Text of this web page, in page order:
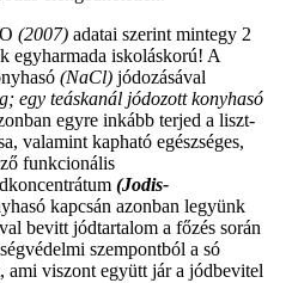
(2007) adatai szerint mintegy 2
egyharmada iskoláskorú! A
(NaCl) jódozásával
egy teáskanál jódozott konyhasó
egyre inkább terjed a liszt-
valamint kapható egészséges,
funkcionális
(Jodis-
kapcsán azonban legyünk
bevitt jódtartalom a főzés során
szempontból a só
ami viszont együtt jár a jódbevitel